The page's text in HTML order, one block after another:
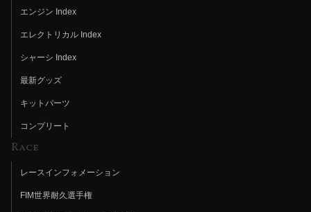
エンジン Index
エレクトリカル Index
シャーシ Index
最新グッズ
キットパーツ
コンプリート
Race
レースインフォメーション
FIM世界耐久選手権